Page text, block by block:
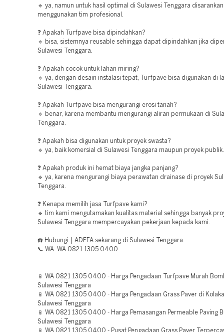
🔹 ya, namun untuk hasil optimal di Sulawesi Tenggara disarankan
menggunakan tim profesional.
❓ Apakah Turfpave bisa dipindahkan?
🔹 bisa, sistemnya reusable sehingga dapat dipindahkan jika
Sulawesi Tenggara.
❓ Apakah cocok untuk lahan miring?
🔹 ya, dengan desain instalasi tepat, Turfpave bisa digunakan di
Sulawesi Tenggara.
❓ Apakah Turfpave bisa mengurangi erosi tanah?
🔹 benar, karena membantu mengurangi aliran permukaan di
Tenggara.
❓ Apakah bisa digunakan untuk proyek swasta?
🔹 ya, baik komersial di Sulawesi Tenggara maupun proyek publik.
❓ Apakah produk ini hemat biaya jangka panjang?
🔹 ya, karena mengurangi biaya perawatan drainase di proyek
Tenggara.
❓ Kenapa memilih jasa Turfpave kami?
🔹 tim kami mengutamakan kualitas material sehingga banyak
Sulawesi Tenggara mempercayakan pekerjaan kepada kami.
☎️ Hubungi | ADEFA sekarang di Sulawesi Tenggara.
📞 WA: WA 0821 1305 0400
📱 WA 0821 1305 0400 - Harga Pengadaan Turfpave Murah
Sulawesi Tenggara
📱 WA 0821 1305 0400 - Harga Pengadaan Grass Paver di
Sulawesi Tenggara
📱 WA 0821 1305 0400 - Harga Pemasangan Permeable Paving
Sulawesi Tenggara
📱 WA 0821 1305 0400 - Pusat Pengadaan Grass Paver